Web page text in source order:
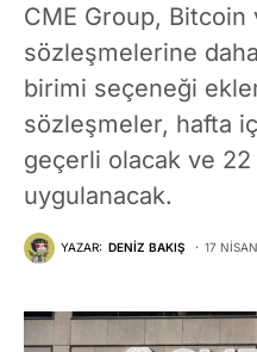
CME Group, Bitcoin
sözleşmelerine
birimi seçeneği
sözleşmeler, hafta
geçerli olacak ve 22
uygulanacak.
YAZAR: DENIZ BAKIŞ 17